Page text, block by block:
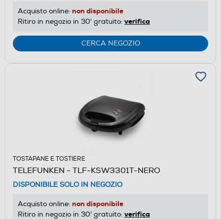
Acquisto online: non disponibile
Ritiro in negozio in 30' gratuito: verifica
CERCA NEGOZIO
TOSTAPANE E TOSTIERE
TELEFUNKEN - TLF-KSW3301T-NERO
DISPONIBILE SOLO IN NEGOZIO
Acquisto online: non disponibile
Ritiro in negozio in 30' gratuito: verifica